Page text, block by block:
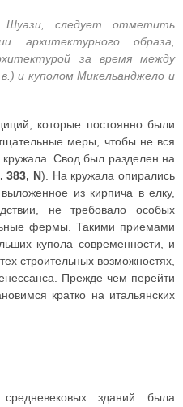
Шуази, следует отметить
архитектурного образа,
за время между
и куполом Микельанджело и
которые постоянно были
меры, чтобы не вся
Свод был разделен на
383, N). На кружала опирались
из кирпича в елку,
не требовало особых
фермы. Такими приемами
купола современности, и
строительных возможностях,
Прежде чем перейти
кратко на итальянских
зданий была